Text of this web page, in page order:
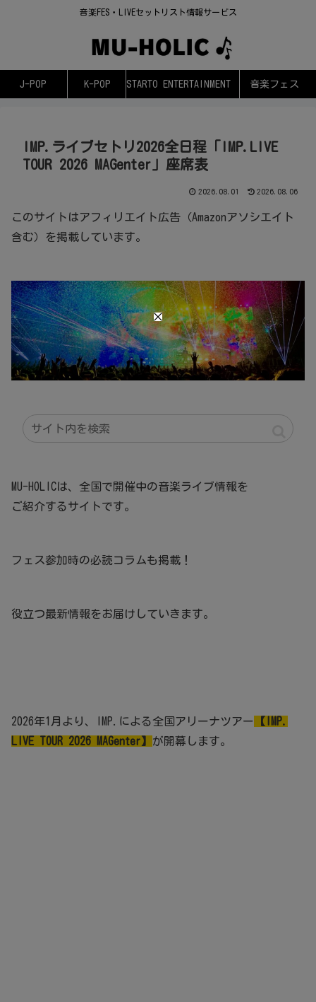
音楽FES・LIVEセットリスト情報サービス
J-POP K-POP STARTO ENTERTAINMENT 音楽フェス
IMP.ライブセトリ2026全日程「IMP.LIVE
TOUR 2026 MAGenter」座席表
2026.08.01 2026.08.06
このサイトはアフィリエイト広告（Amazonアソシエイト
含む）を掲載しています。
MU-HOLICは、全国で開催中の音楽ライブ情報を
ご紹介するサイトです。
フェス参加時の必読コラムも掲載！
役立つ最新情報をお届けしていきます。
2026年1月より、IMP.による全国アリーナツアー 【IMP.
LIVE TOUR 2026 MAGenter】 が開幕します。